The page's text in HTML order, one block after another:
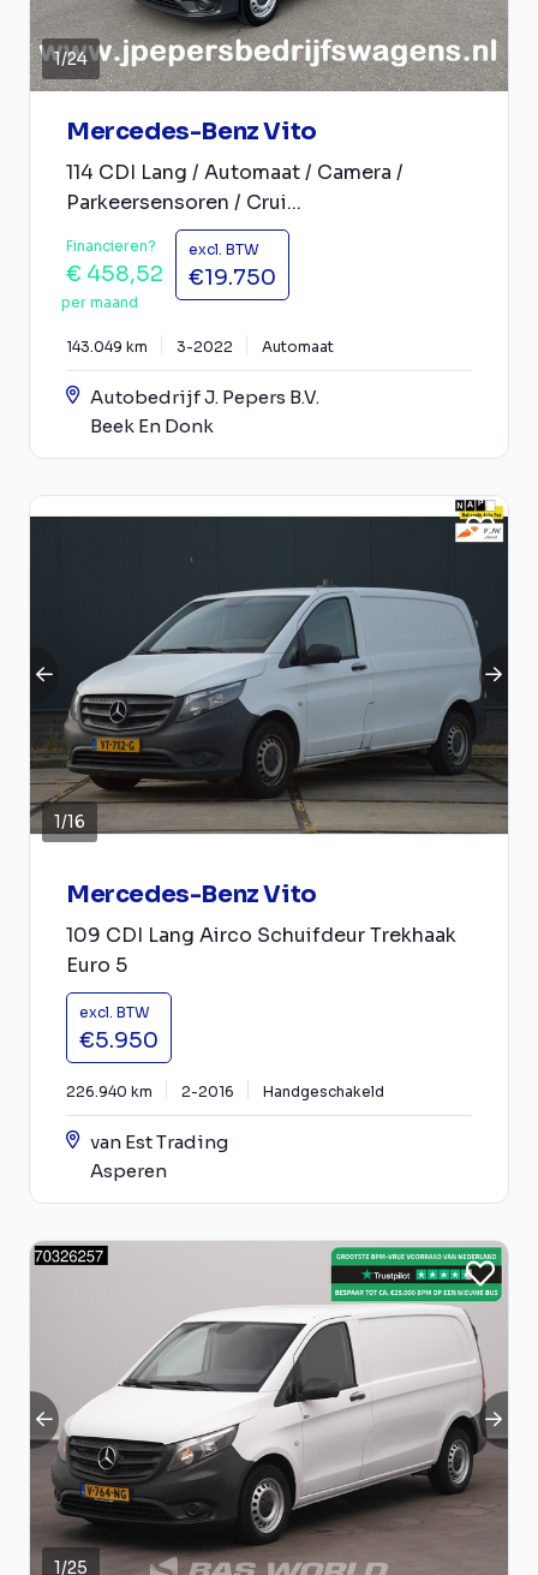
1/24
Mercedes-Benz Vito
114 CDI Lang / Automaat / Camera /
Parkeersensoren / Crui...
Financieren?
€ 458,52
per maand
excl. BTW
€19.750
143.049 km 3-2022 Automaat
Autobedrijf J. Pepers B.V.
Beek En Donk
1/16
Mercedes-Benz Vito
109 CDI Lang Airco Schuifdeur Trekhaak
Euro 5
excl. BTW
€5.950
226.940 km 2-2016 Handgeschakeld
van Est Trading
Asperen
1/25